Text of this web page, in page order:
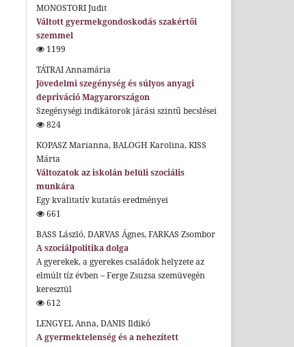
MONOSTORI Judit
Váltott gyermekgondoskodás szakértői
szemmel
1199
TÁTRAI Annamária
Jövedelmi szegénység és súlyos anyagi
depriváció Magyarországon
Szegénységi indikátorok járási szintű becslései
824
KOPASZ Marianna, BALOGH Karolina, KISS
Márta
Változatok az iskolán belüli szociális
munkára
Egy kvalitatív kutatás eredményei
661
BASS László, DARVAS Ágnes, FARKAS Zsombor
A szociálpolitika dolga
A gyerekek, a gyerekes családok helyzete az
elmúlt tíz évben – Ferge Zsuzsa szemüvegén
keresztül
612
LENGYEL Anna, DANIS Ildikó
A gyermektelenség és a nehezített